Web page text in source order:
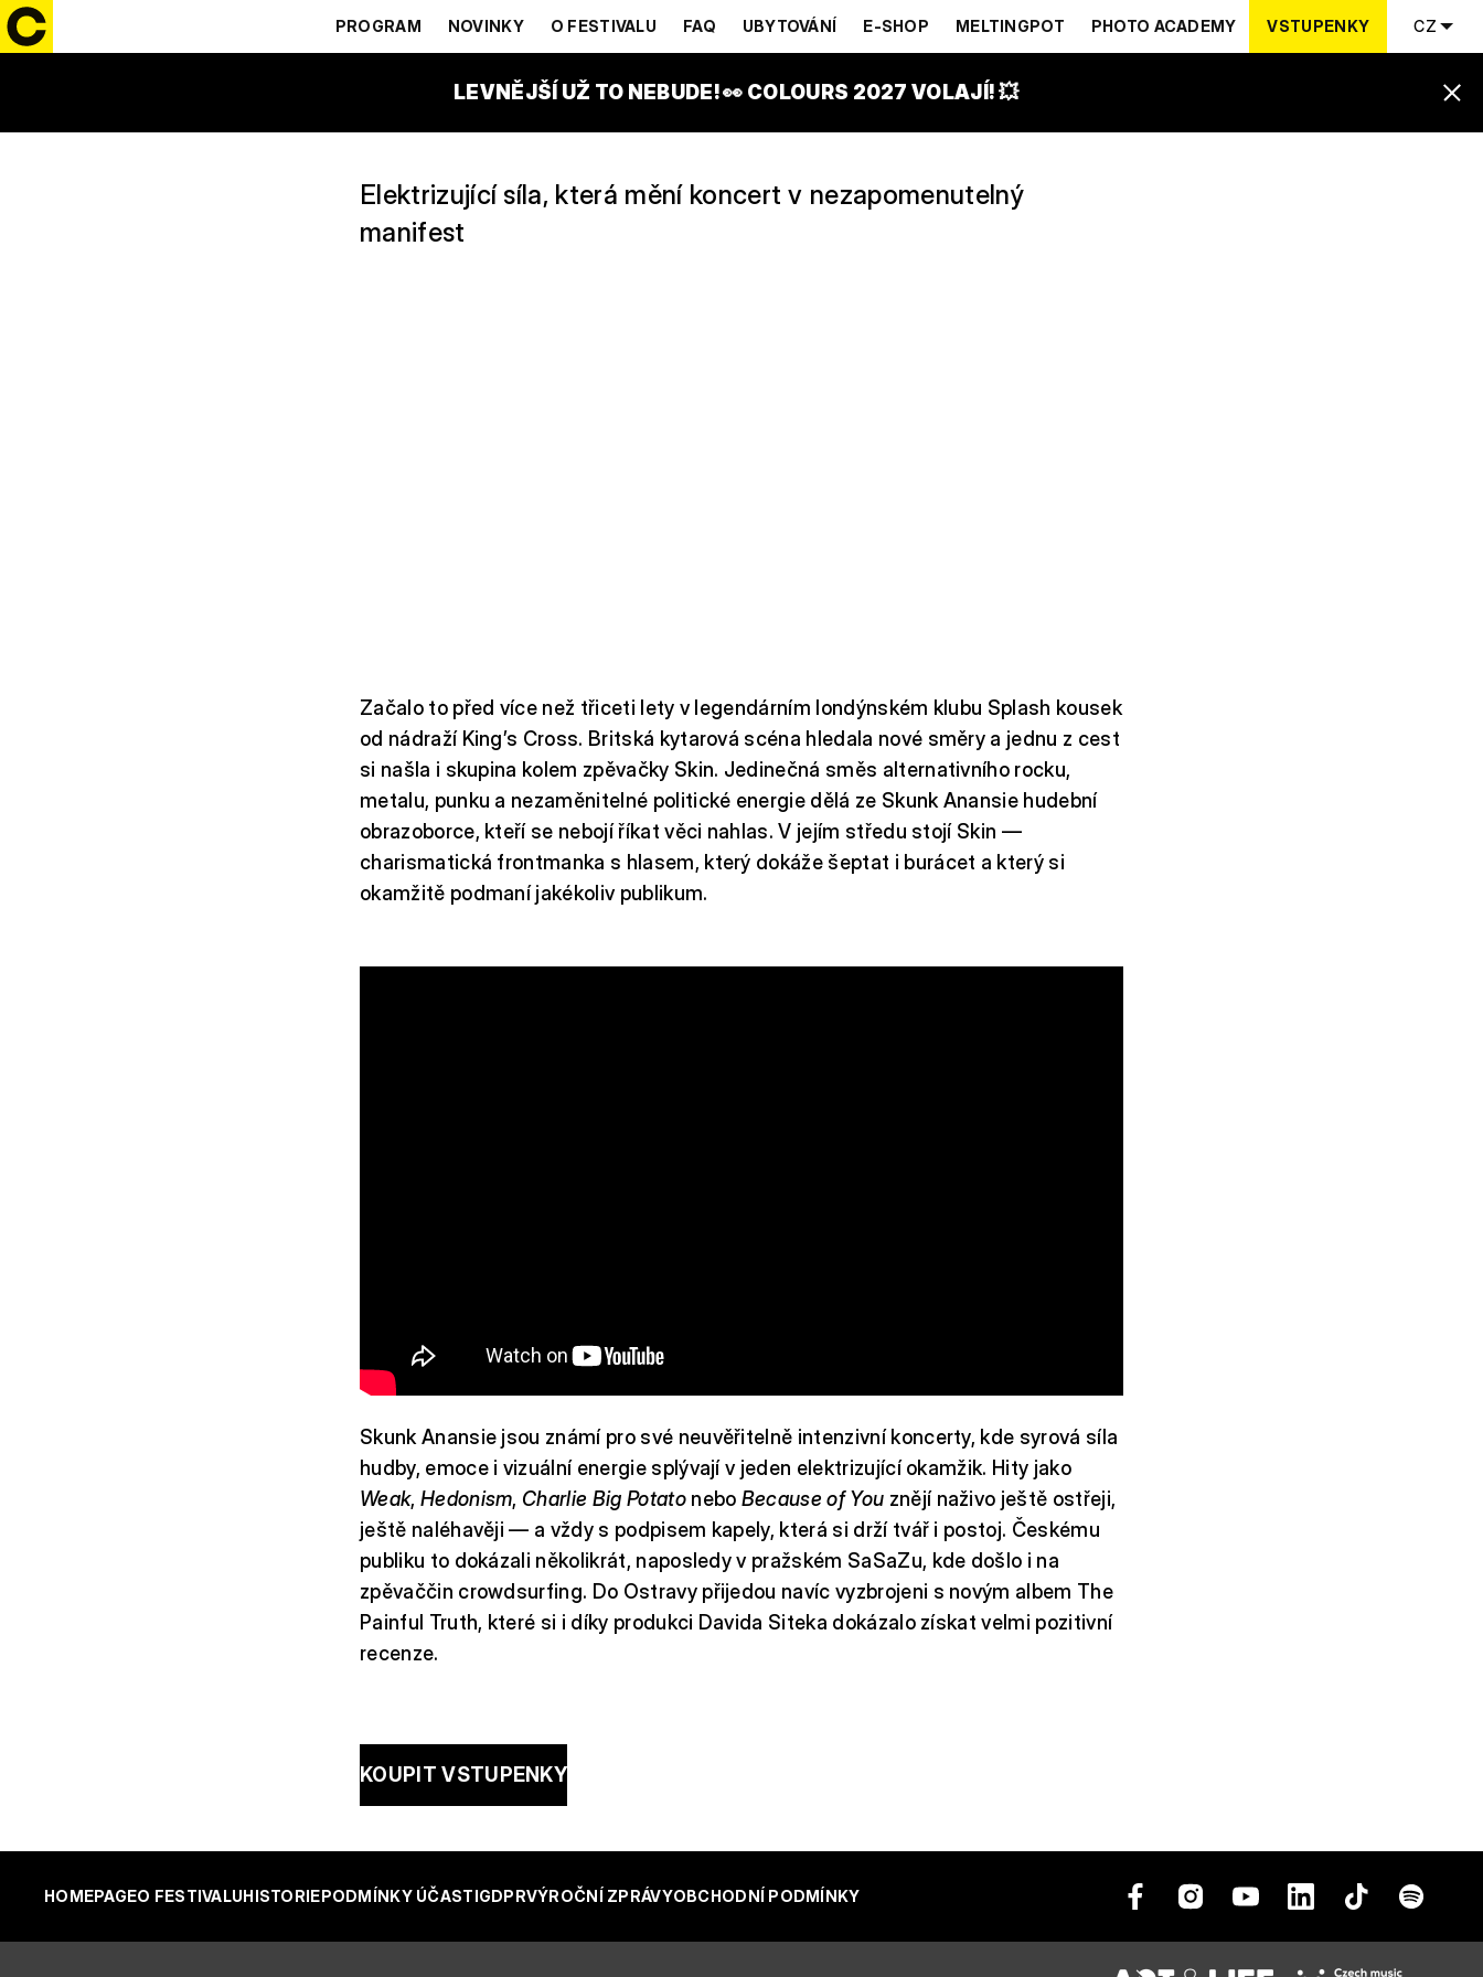
PROGRAM NOVINKY O FESTIVALU FAQ UBYTOVÁNÍ E-SHOP MELTINGPOT PHOTO ACADEMY VSTUPENKY CZ
LEVNĚJŠÍ UŽ TO NEBUDE! 👀 COLOURS 2027 VOLAJÍ! 💥
SKUNK ANANSIE
T-MOBILE STAGE
Elektrizující síla, která mění koncert v nezapomenutelný
manifest
Začalo to před více než třiceti lety v legendárním londýnském klubu Splash kousek
od nádraží King’s Cross. Britská kytarová scéna hledala nové směry a jednu z cest
si našla i skupina kolem zpěvačky Skin. Jedinečná směs alternativního rocku,
metalu, punku a nezaměnitelné politické energie dělá ze Skunk Anansie hudební
obrazoborce, kteří se nebojí říkat věci nahlas. V jejím středu stojí Skin —
charismatická frontmanka s hlasem, který dokáže šeptat i burácet a který si
okamžitě podmaní jakékoliv publikum.
Skunk Anansie jsou známí pro své neuvěřitelně intenzivní koncerty, kde syrová síla
hudby, emoce i vizuální energie splývají v jeden elektrizující okamžik. Hity jako
Weak, Hedonism, Charlie Big Potatonebo Because of You znějí naživo ještě ostřeji,
ještě naléhavěji — a vždy s podpisem kapely, která si drží tvář i postoj. Českému
publiku to dokázali několikrát, naposledy v pražském SaSaZu, kde došlo i na
zpěvaččin crowdsurfing. Do Ostravy přijedou navíc vyzbrojeni s novým albem The
Painful Truth, které si i díky produkci Davida Siteka dokázalo získat velmi pozitivní
recenze.
KOUPIT VSTUPENKY
HOMEPAGEO FESTIVALUHISTORIEPODMÍNKY ÚČASTIGDPRVÝROČNÍ ZPRÁVYOBCHODNÍ PODMÍNKY